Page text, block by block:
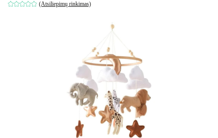
(Atsiliepimų rinkimas)